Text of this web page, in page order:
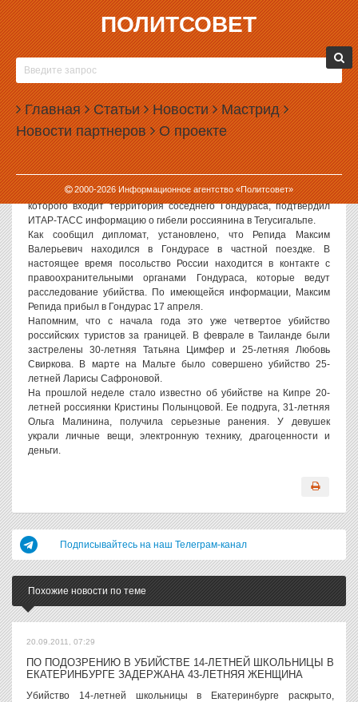
ПОЛИТСОВЕТ
Главная Статьи Новости Мастрид
Новости партнеров О проекте
2000-2026Информационное агентство «Политсовет»
25.04.2007, 10:19
НЕИЗВЕСТНЫЙ КИЛЛЕР РАССТРЕЛЯЛ
РОССИЙСКОГО ТУРИСТА В ГОНДУРАСЕ
Как стало известно в среду, 23-летний россиянин Максим Репида
был убит двумя выстрелами в упор в одном из ресторанов в
восточной части столицы Гондураса Тегусигальпе. Убийца с
места преступления скрылся.
Россия не имеет постоянного посольства в Гондурасе. Консул
посольства РФ в Никарагуа Андрей Константинов, в ведении
которого входит территория соседнего Гондураса, подтвердил
ИТАР-ТАСС информацию о гибели россиянина в Тегусигальпе.
Как сообщил дипломат, установлено, что Репида Максим
Валерьевич находился в Гондурасе в частной поездке. В
настоящее время посольство России находится в контакте с
правоохранительными органами Гондураса, которые ведут
расследование убийства. По имеющейся информации, Максим
Репида прибыл в Гондурас 17 апреля.
Напомним, что с начала года это уже четвертое убийство
российских туристов за границей. В феврале в Таиланде были
застрелены 30-летняя Татьяна Цимфер и 25-летняя Любовь
Свиркова. В марте на Мальте было совершено убийство 25-
летней Ларисы Сафроновой.
На прошлой неделе стало известно об убийстве на Кипре 20-
летней россиянки Кристины Полынцовой. Ее подруга, 31-летняя
Ольга Малинина, получила серьезные ранения. У девушек
украли личные вещи, электронную технику, драгоценности и
деньги.
Подписывайтесь на наш Телеграм-канал
Похожие новости по теме
20.09.2011, 07:29
ПО ПОДОЗРЕНИЮ В УБИЙСТВЕ 14-ЛЕТНЕЙ ШКОЛЬНИЦЫ В
ЕКАТЕРИНБУРГЕ ЗАДЕРЖАНА 43-ЛЕТНЯЯ ЖЕНЩИНА
Убийство 14-летней школьницы в Екатеринбурге раскрыто,